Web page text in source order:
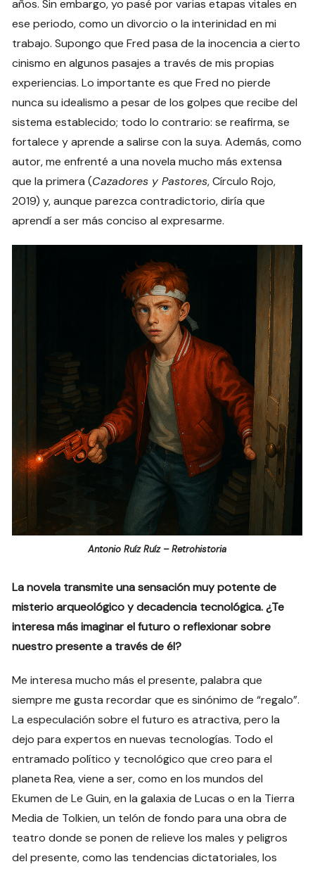
años. Sin embargo, yo pasé por varias etapas vitales en
ese periodo, como un divorcio o la interinidad en mi
trabajo. Supongo que Fred pasa de la inocencia a cierto
cinismo en algunos pasajes a través de mis propias
experiencias. Lo importante es que Fred no pierde
nunca su idealismo a pesar de los golpes que recibe del
sistema establecido; todo lo contrario: se reafirma, se
fortalece y aprende a salirse con la suya. Además, como
autor, me enfrenté a una novela mucho más extensa
que la primera (Cazadores y Pastores, Círculo Rojo,
2019) y, aunque parezca contradictorio, diría que
aprendí a ser más conciso al expresarme.
Antonio Ruíz Ruíz – Retrohistoria
La novela transmite una sensación muy potente de
misterio arqueológico y decadencia tecnológica. ¿Te
interesa más imaginar el futuro o reflexionar sobre
nuestro presente a través de él?
Me interesa mucho más el presente, palabra que
siempre me gusta recordar que es sinónimo de “regalo”.
La especulación sobre el futuro es atractiva, pero la
dejo para expertos en nuevas tecnologías. Todo el
entramado político y tecnológico que creo para el
planeta Rea, viene a ser, como en los mundos del
Ekumen de Le Guin, en la galaxia de Lucas o en la Tierra
Media de Tolkien, un telón de fondo para una obra de
teatro donde se ponen de relieve los males y peligros
del presente, como las tendencias dictatoriales, los